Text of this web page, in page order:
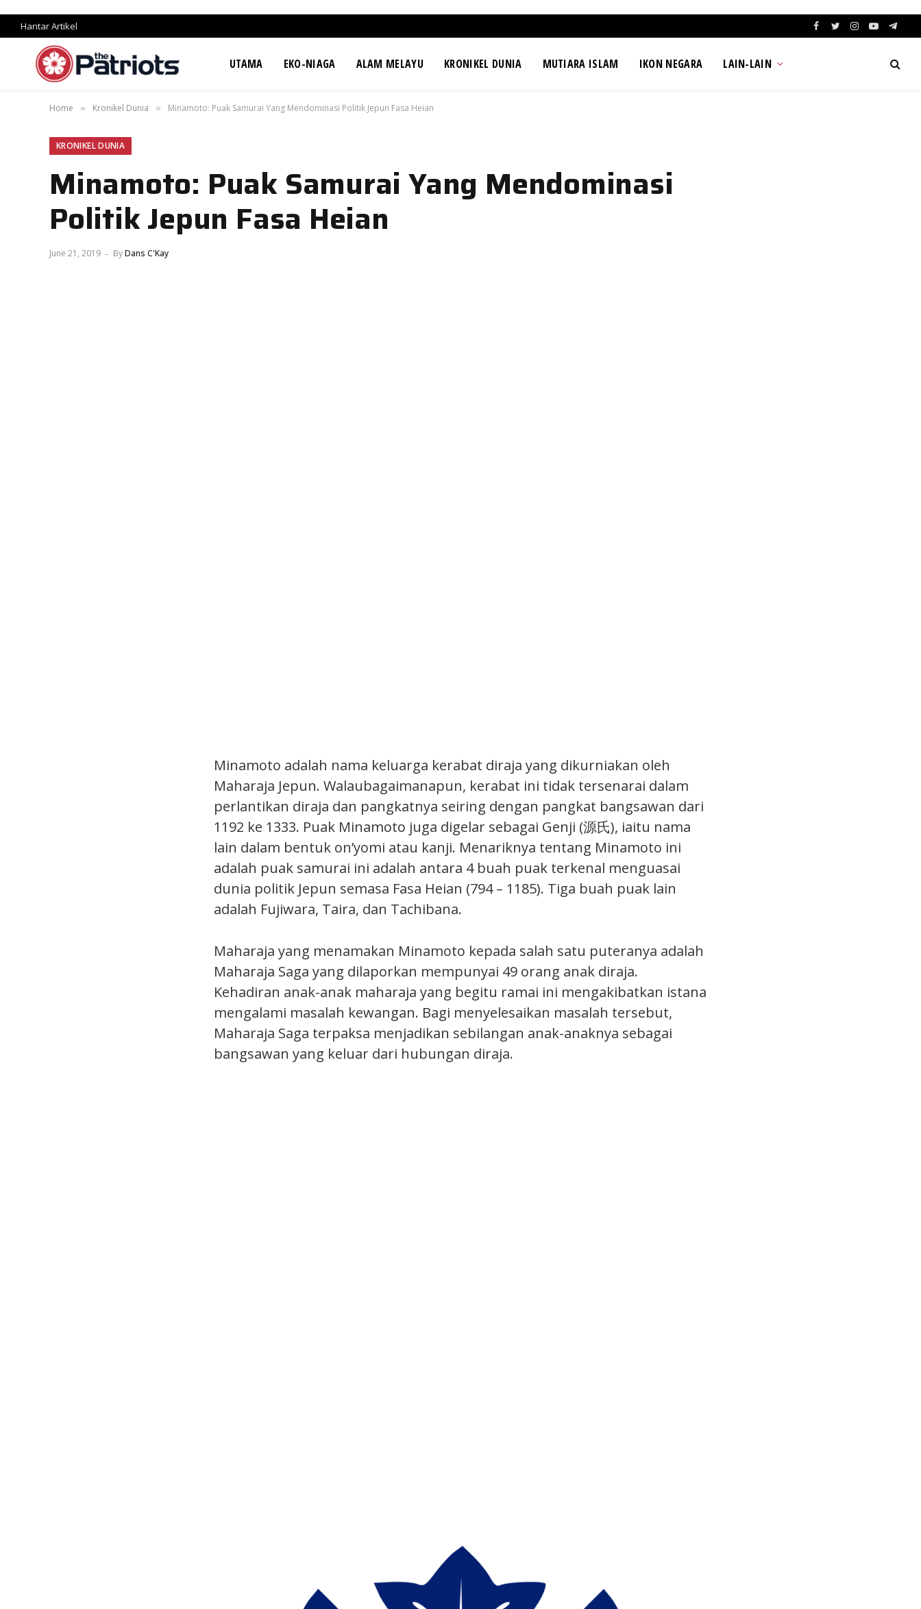
Hantar Artikel Facebook
TwitterInstagram
YouTube
UTAMA EKO-NIAGA ALAM MELAYU KRONIKEL DUNIA MUTIARA ISLAM IKON NEGARA LAIN-LAIN
Home » Kronikel Dunia » Minamoto: Puak Samurai Yang Mendominasi Politik Jepun Fasa Heian
KRONIKEL DUNIA
Minamoto: Puak Samurai Yang Mendominasi
Politik Jepun Fasa Heian
June 21, 2019 ByDans C'Kay
Minamoto adalah nama keluarga kerabat diraja yang dikurniakan oleh
Maharaja Jepun. Walaubagaimanapun, kerabat ini tidak tersenarai dalam
perlantikan diraja dan pangkatnya seiring dengan pangkat bangsawan dari
1192 ke 1333. Puak Minamoto juga digelar sebagai Genji (源氏), iaitu nama
lain dalam bentuk on’yomi atau kanji. Menariknya tentang Minamoto ini
adalah puak samurai ini adalah antara 4 buah puak terkenal menguasai
dunia politik Jepun semasa Fasa Heian (794 – 1185). Tiga buah puak lain
adalah Fujiwara, Taira, dan Tachibana.
Maharaja yang menamakan Minamoto kepada salah satu puteranya adalah
Maharaja Saga yang dilaporkan mempunyai 49 orang anak diraja.
Kehadiran anak-anak maharaja yang begitu ramai ini mengakibatkan istana
mengalami masalah kewangan. Bagi menyelesaikan masalah tersebut,
Maharaja Saga terpaksa menjadikan sebilangan anak-anaknya sebagai
bangsawan yang keluar dari hubungan diraja.